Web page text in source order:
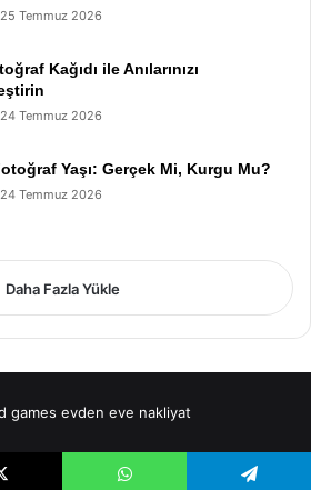
25 Temmuz 2026
Kağıdı ile Anılarınızı
24 Temmuz 2026
Yaşı: Gerçek Mi, Kurgu Mu?
24 Temmuz 2026
Daha Fazla Yükle
games evden eve nakliyat